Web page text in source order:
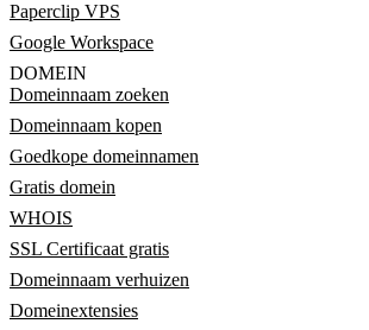
Paperclip VPS
Google Workspace
DOMEIN
Domeinnaam zoeken
Domeinnaam kopen
Goedkope domeinnamen
Gratis domein
WHOIS
SSL Certificaat gratis
Domeinnaam verhuizen
Domeinextensies